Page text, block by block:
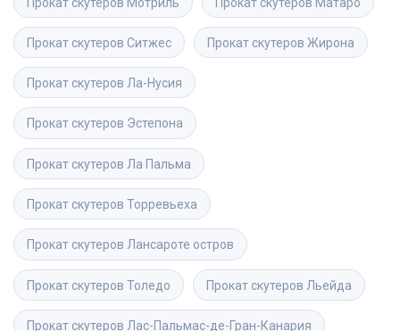
Прокат скутеров Ситжес Прокат скутеров Жирона
Прокат скутеров Ла-Нусия
Прокат скутеров Эстепона
Прокат скутеров Ла Пальма
Прокат скутеров Торревьеха
Прокат скутеров Лансароте остров
Прокат скутеров Толедо Прокат скутеров Льейда
Прокат скутеров Лас-Пальмас-де-Гран-Канария